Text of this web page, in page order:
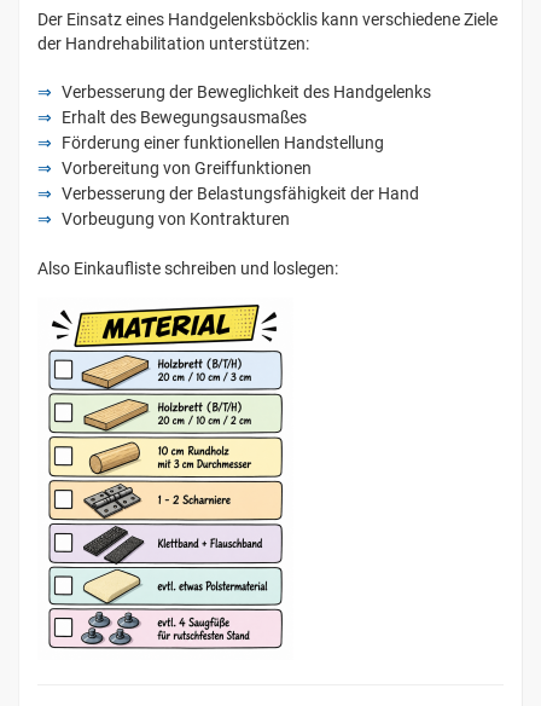
Der Einsatz eines Handgelenksböcklis kann verschiedene Ziele
der Handrehabilitation unterstützen:
Verbesserung der Beweglichkeit des Handgelenks
Erhalt des Bewegungsausmaßes
Förderung einer funktionellen Handstellung
Vorbereitung von Greiffunktionen
Verbesserung der Belastungsfähigkeit der Hand
Vorbeugung von Kontrakturen
Also Einkaufliste schreiben und loslegen: